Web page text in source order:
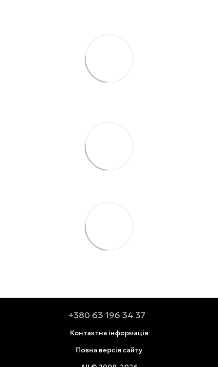
+380 63 196 34 37
Контактна інформація
Повна версія сайту